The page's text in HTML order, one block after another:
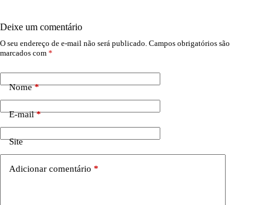
Deixe um comentário
O seu endereço de e-mail não será publicado. Campos obrigatórios são
marcados com *
Nome*
E-mail*
Site
Adicionar comentário *